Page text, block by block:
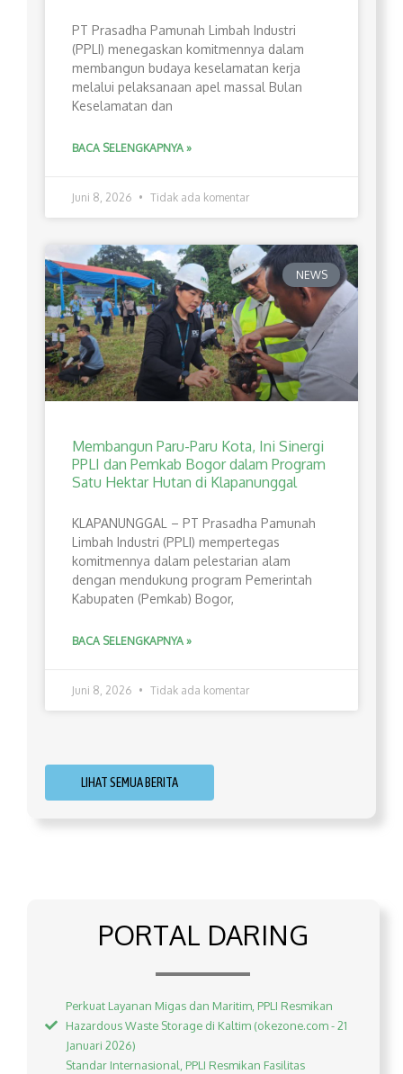
PT Prasadha Pamunah Limbah Industri
(PPLI) menegaskan komitmennya dalam
membangun budaya keselamatan kerja
melalui pelaksanaan apel massal Bulan
Keselamatan dan
BACA SELENGKAPNYA »
Juni 8, 2026 Tidak ada komentar
NEWS
Membangun Paru-Paru Kota, Ini Sinergi
PPLI dan Pemkab Bogor dalam Program
Satu Hektar Hutan di Klapanunggal
​KLAPANUNGGAL – PT Prasadha Pamunah
Limbah Industri (PPLI) mempertegas
komitmennya dalam pelestarian alam
dengan mendukung program Pemerintah
Kabupaten (Pemkab) Bogor,
BACA SELENGKAPNYA »
Juni 8, 2026 Tidak ada komentar
LIHAT SEMUA BERITA
PORTAL DARING
Perkuat Layanan Migas dan Maritim, PPLI Resmikan
Hazardous Waste Storage di Kaltim (okezone.com - 21
Januari 2026)
Standar Internasional, PPLI Resmikan Fasilitas